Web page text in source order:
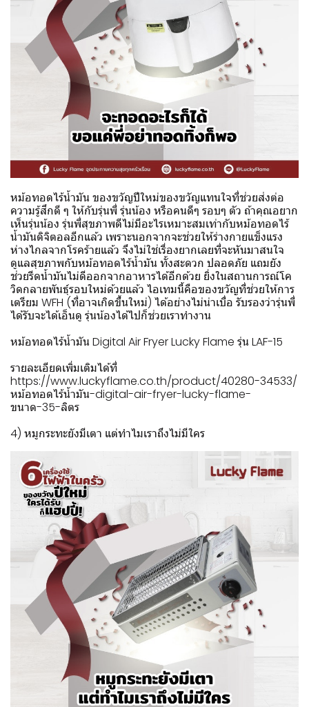
หม้อทอดไร้น้ำมัน ของขวัญปีใหม่ของขวัญแทนใจที่ช่วยส่งต่อ
ความรู้สึกดี ๆ ให้กับรุ่นพี่ รุ่นน้อง หรือคนดีๆ รอบๆ ตัว ถ้าคุณอยาก
เห็นรุ่นน้อง รุ่นพี่สุขภาพดีไม่มีอะไรเหมาะสมเท่ากับหม้อทอดไร้
น้ำมันดิจิตอลอีกแล้ว เพราะนอกจากจะช่วยให้ร่างกายแข็งแรง
ห่างไกลจากโรคร้ายแล้ว จึงไม่ใช่เรื่องยากเลยที่จะหันมาสนใจ
ดูแลสุขภาพกับหม้อทอดไร้น้ำมัน ทั้งสะดวก ปลอดภัย แถมยัง
ช่วยรีดน้ำมันไม่ดีออกจากอาหารได้อีกด้วย ยิ่งในสถานการณ์โค
วิดกลายพันธุ์รอบใหม่ด้วยแล้ว ไอเทมนี้คือของขวัญที่ช่วยให้การ
เตรียม WFH (ที่อาจเกิดขึ้นใหม่) ได้อย่างไม่น่าเบื่อ รับรองว่ารุ่นพี่
ได้รับจะได้เอ็นดู รุ่นน้องได้ไปก็ช่วยเราทำงาน
หม้อทอดไร้น้ำมัน Digital Air Fryer Lucky Flame รุ่น LAF-15
รายละเอียดเพิ่มเติมได้ที่
https://www.luckyflame.co.th/product/40280-34533/
หม้อทอดไร้น้ำมัน-digital-air-fryer-lucky-flame-
ขนาด-35-ลิตร
4) หมูกระทะยังมีเตา แต่ทำไมเราถึงไม่มีใคร